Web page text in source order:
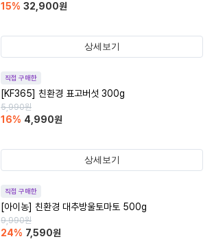
15% 32,900원
상세보기
직접 구매한
[KF365] 친환경 표고버섯 300g
5,990원
16% 4,990원
상세보기
직접 구매한
[아이농] 친환경 대추방울토마토 500g
9,990원
24% 7,590원